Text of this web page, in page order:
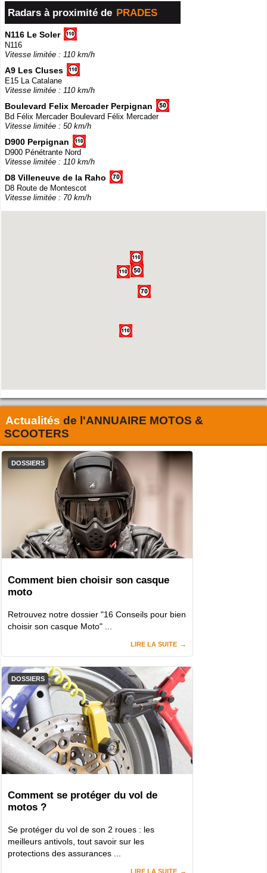
Radars à proximité de PRADES
N116 Le Soler
N116
Vitesse limitée : 110 km/h
A9 Les Cluses
E15 La Catalane
Vitesse limitée : 110 km/h
Boulevard Felix Mercader Perpignan
Bd Félix Mercader Boulevard Félix Mercader
Vitesse limitée : 50 km/h
D900 Perpignan
D900 Pénétrante Nord
Vitesse limitée : 110 km/h
D8 Villeneuve de la Raho
D8 Route de Montescot
Vitesse limitée : 70 km/h
Actualités de l'ANNUAIRE MOTOS &
SCOOTERS
DOSSIERS
Comment bien choisir son casque
moto
Retrouvez notre dossier "16 Conseils pour bien
choisir son casque Moto" ...
LIRE LA SUITE
DOSSIERS
Comment se protéger du vol de
motos ?
Se protéger du vol de son 2 roues : les
meilleurs antivols, tout savoir sur les
protections des assurances ...
LIRE LA SUITE